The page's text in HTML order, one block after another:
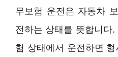
무보험 운전은 자동차
전하는 상태를 뜻합니다
험 상태에서 운전하면